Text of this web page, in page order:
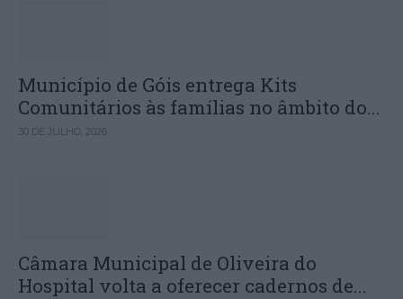
Município de Góis entrega Kits
Comunitários às famílias no âmbito do...
30 DE JULHO, 2026
Câmara Municipal de Oliveira do
Hospital volta a oferecer cadernos de...